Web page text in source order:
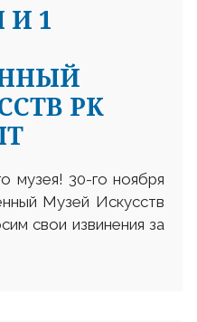
И 1
РК
музея! 30-го ноября
Музей Искусств
свои извинения за